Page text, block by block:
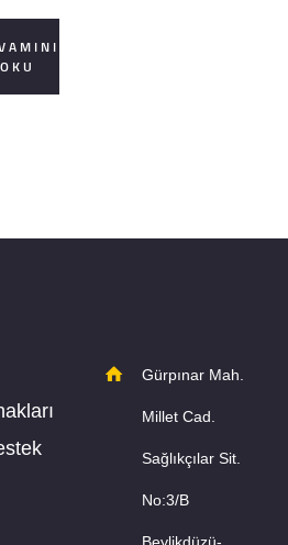
OKU
Gürpınar Mah.
Millet Cad.
Sağlıkçılar Sit.
No:3/B